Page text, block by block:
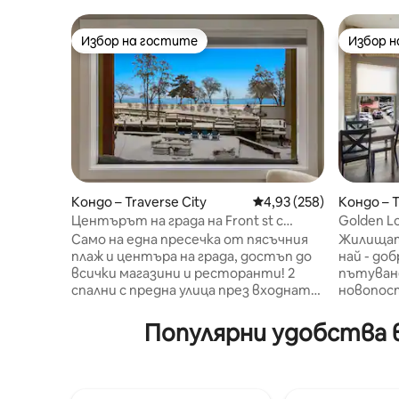
Избор на гостите
Избор на гостите
Кондо – Traverse City Средна оценка: 4,93
4,93 (258)
Центърът на града на Front st с
изглед към залива! 2
Само на една пресечка от пясъчния
плаж и центъра на града, достъп до
всички магазини и ресторанти! 2
спални с предна улица през входната
залива отзад. 1 спалня (двойно легло
king size) с изглед към залива, 1 спалня
Избор
Избор
Кондо –
Golden
Траверс
най -
се
Популярни удобства